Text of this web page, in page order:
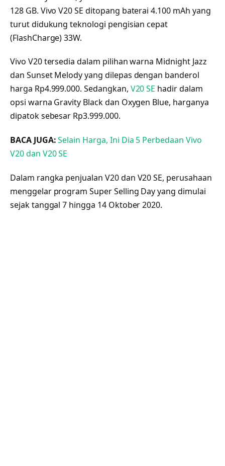
128 GB. Vivo V20 SE ditopang baterai 4.100 mAh yang
turut didukung teknologi pengisian cepat
(FlashCharge) 33W.
Vivo V20 tersedia dalam pilihan warna Midnight Jazz
dan Sunset Melody yang dilepas dengan banderol
harga Rp4.999.000. Sedangkan, V20 SE hadir dalam
opsi warna Gravity Black dan Oxygen Blue, harganya
dipatok sebesar Rp3.999.000.
BACA JUGA: Selain Harga, Ini Dia 5 Perbedaan Vivo
V20 dan V20 SE
Dalam rangka penjualan V20 dan V20 SE, perusahaan
menggelar program Super Selling Day yang dimulai
sejak tanggal 7 hingga 14 Oktober 2020.